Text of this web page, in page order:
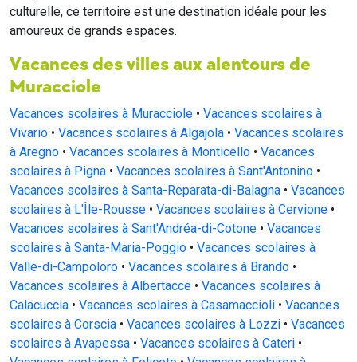
culturelle, ce territoire est une destination idéale pour les
amoureux de grands espaces.
Vacances des villes aux alentours de
Muracciole
Vacances scolaires à Muracciole • Vacances scolaires à
Vivario • Vacances scolaires à Algajola • Vacances scolaires
à Aregno • Vacances scolaires à Monticello • Vacances
scolaires à Pigna • Vacances scolaires à Sant'Antonino •
Vacances scolaires à Santa-Reparata-di-Balagna • Vacances
scolaires à L'Île-Rousse • Vacances scolaires à Cervione •
Vacances scolaires à Sant'Andréa-di-Cotone • Vacances
scolaires à Santa-Maria-Poggio • Vacances scolaires à
Valle-di-Campoloro • Vacances scolaires à Brando •
Vacances scolaires à Albertacce • Vacances scolaires à
Calacuccia • Vacances scolaires à Casamaccioli • Vacances
scolaires à Corscia • Vacances scolaires à Lozzi • Vacances
scolaires à Avapessa • Vacances scolaires à Cateri •